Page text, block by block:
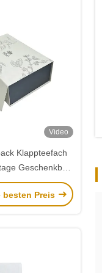
Video
Klappteefach
Geschenkbox
mit Silberfolie
besten Preis